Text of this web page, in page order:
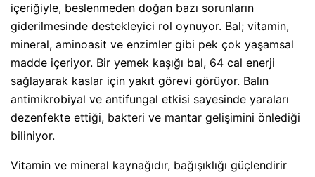
içeriğiyle, beslenmeden doğan bazı sorunların
giderilmesinde destekleyici rol oynuyor. Bal; vitamin,
mineral, aminoasit ve enzimler gibi pek çok yaşamsal
madde içeriyor. Bir yemek kaşığı bal, 64 cal enerji
sağlayarak kaslar için yakıt görevi görüyor. Balın
antimikrobiyal ve antifungal etkisi sayesinde yaraları
dezenfekte ettiği, bakteri ve mantar gelişimini önlediği
biliniyor.
Vitamin ve mineral kaynağıdır, bağışıklığı güçlendirir